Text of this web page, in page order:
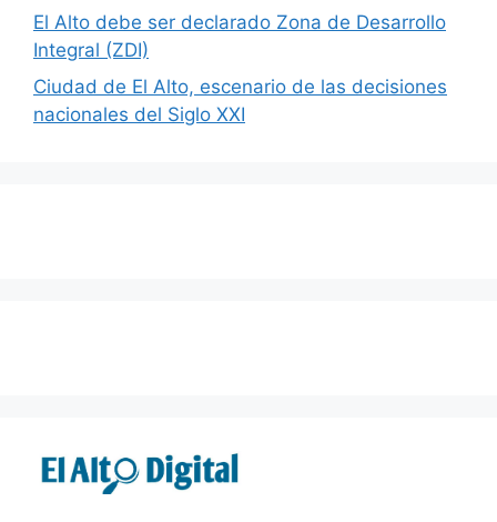
El Alto debe ser declarado Zona de Desarrollo
Integral (ZDI)
Ciudad de El Alto, escenario de las decisiones
nacionales del Siglo XXI